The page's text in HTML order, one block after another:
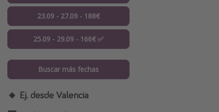
23.09 - 27.09 - 188€
25.09 - 29.09 - 166€ ✅
Buscar más fechas
🔸 Ej. desde Valencia